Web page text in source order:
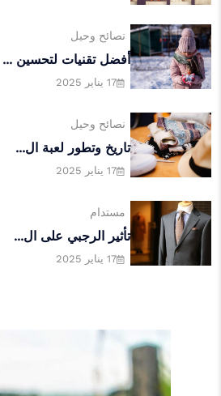
نصائح وحيل
أفضل تقنيات لتحسين ...
17 يناير 2025
نصائح وحيل
تاريخ وتطور لعبة ال...
17 يناير 2025
مستدام
تأثير الرجبي على ال...
17 يناير 2025